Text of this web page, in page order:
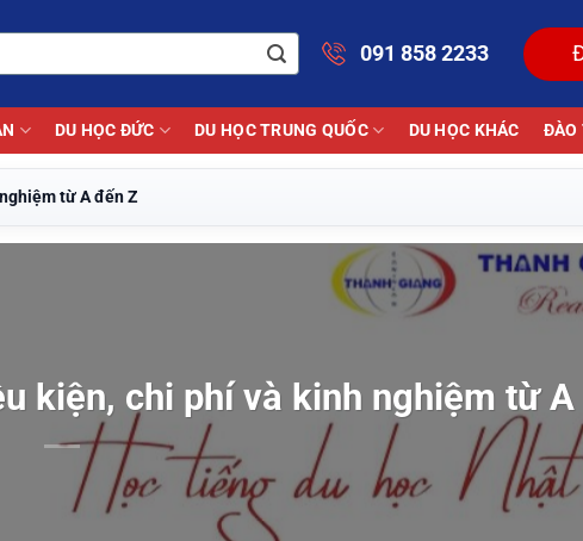
091 858 2233
DU HỌC ĐỨC DU HỌC TRUNG QUỐC DU HỌC KHÁC ĐÀO
từ A đến Z
kiện, chi phí và kinh nghiệm từ